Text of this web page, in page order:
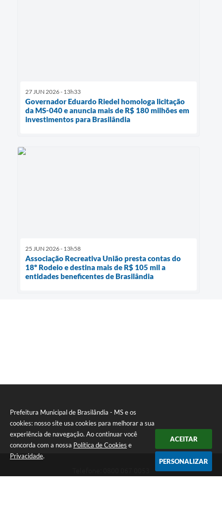
Prefeitura Municipal de Brasilândia - MS e os
cookies: nosso site usa cookies para melhorar a sua
experiência de navegação. Ao continuar você
concorda com a nossa Política de Cookies e
Privacidade.
ACEITAR
PERSONALIZAR
27 JUN 2026 - 13h33
Governador Eduardo Riedel homologa licitação
da MS-040 e anuncia mais de R$ 180 milhões em
investimentos para Brasilândia
25 JUN 2026 - 13h58
Associação Recreativa União presta contas do
18º Rodeio e destina mais de R$ 105 mil a
entidades beneficentes de Brasilândia